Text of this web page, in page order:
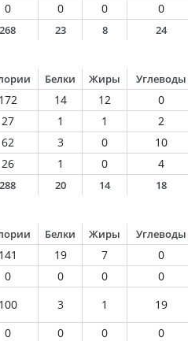
0 0 0
0
268 23 8 24
Белки Жиры Углеводы
172 14 12
0
27 1 1
2
62 3 0
10
26 1 0
4
288 20 14 18
Белки Жиры Углеводы
141 19 7
0
0 0 0
0
100 3 1
19
0 0 0
0